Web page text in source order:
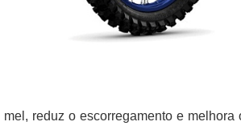
reduz o escorregamento e melhora